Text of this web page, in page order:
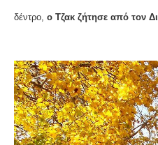
δέντρο, ο Τζακ ζήτησε από τον